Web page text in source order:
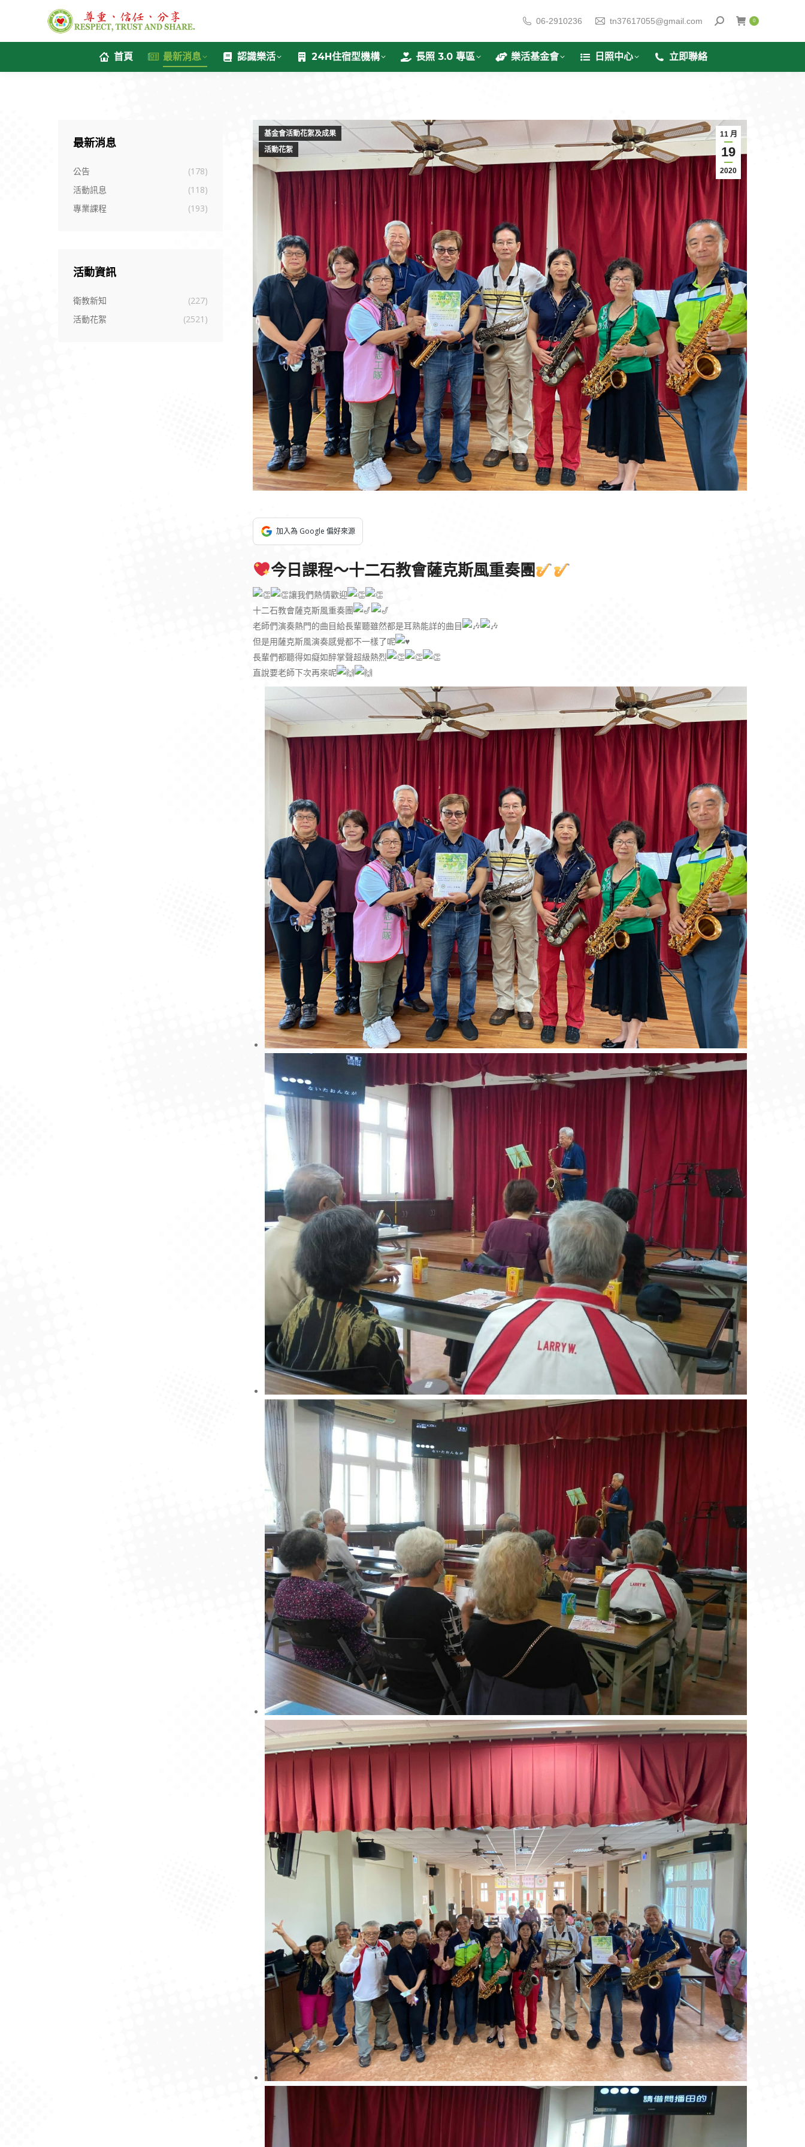
06-2910236 tn37617055@gmail.com 0
首頁 最新消息 認識樂活 24H住宿型機構 長照 3.0 專區 樂活基金會 日照中心 立即聯絡
11 月
19
2020
基金會活動花絮及成果
活動花絮
加入為 Google 偏好來源
今日課程～十二石教會薩克斯風重奏團
讓我們熱情歡迎
十二石教會薩克斯風重奏團
老師們演奏熱門的曲目給長輩聽雖然都是耳熟能詳的曲目
但是用薩克斯風演奏感覺都不一樣了呢
長輩們都聽得如癡如醉掌聲超級熱烈
直說要老師下次再來呢
最新消息
公告
(178)
活動訊息
(118)
專業課程
(193)
活動資訊
衛教新知
(227)
活動花絮
(2521)